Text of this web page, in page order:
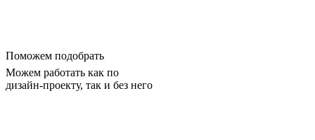
Поможем подобрать
Можем работать как по
дизайн-проекту, так и без него